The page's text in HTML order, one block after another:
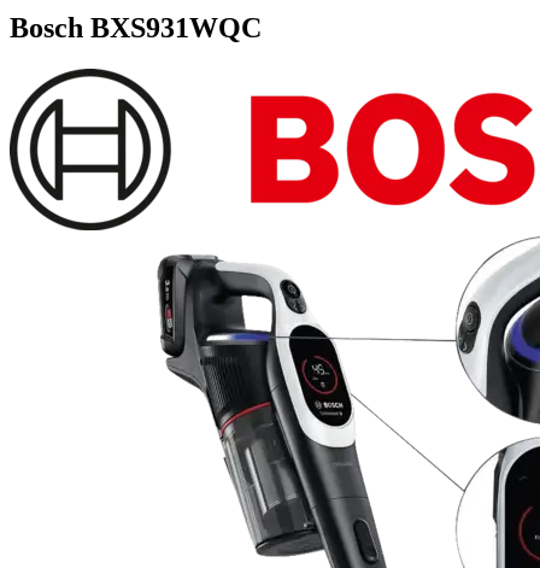
Bosch BXS931WQC